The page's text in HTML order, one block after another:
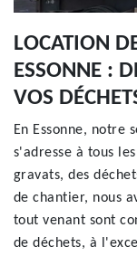
LOCATION
ESSONNE :
VOS
En Essonne, notre
s'adresse à tous
gravats, des
de chantier, nous
tout venant sont
de déchets, à